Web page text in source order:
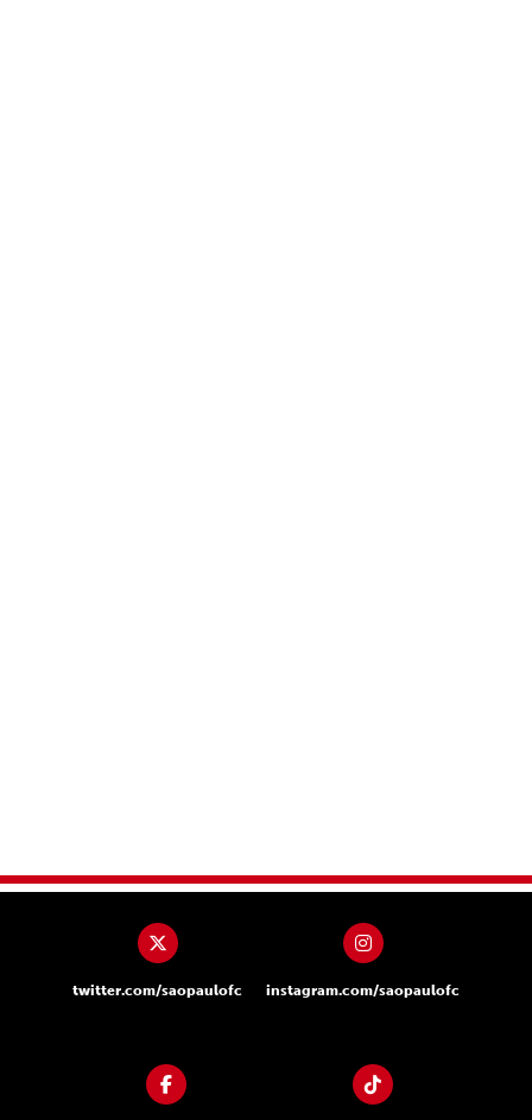
twitter.com/saopaulofc instagram.com/saopaulofc